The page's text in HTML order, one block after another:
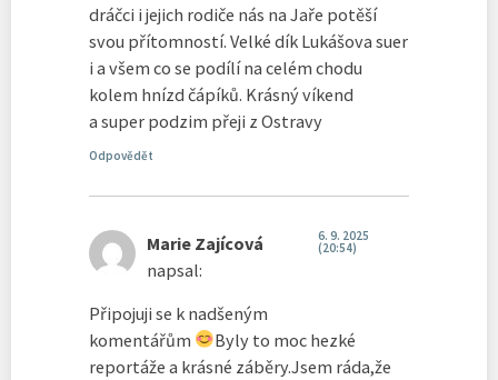
dráčci i jejich rodiče nás na Jaře potěší
svou přítomností. Velké dík Lukášova suer
i a všem co se podílí na celém chodu
kolem hnízd čápíků. Krásný víkend
a super podzim přeji z Ostravy
Odpovědět
Marie Zajícová
napsal:
6. 9. 2025
(20:54)
Připojuji se k nadšeným
komentářům
Byly to moc hezké
reportáže a krásné záběry.Jsem ráda,že